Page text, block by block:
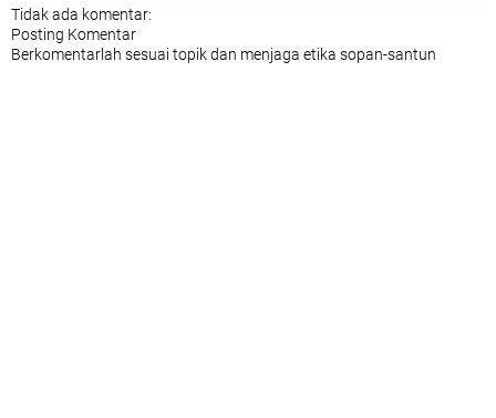
Tidak ada komentar:
Posting Komentar
Berkomentarlah sesuai topik dan menjaga etika sopan-santun